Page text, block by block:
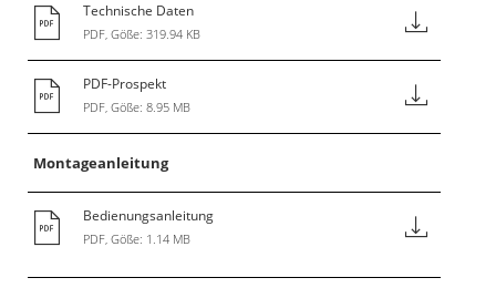
Technische Daten
PDF, Göße: 319.94 KB
PDF-Prospekt
PDF, Göße: 8.95 MB
Montageanleitung
Bedienungsanleitung
PDF, Göße: 1.14 MB